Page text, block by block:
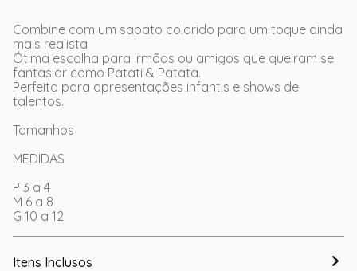
Combine com um sapato colorido para um toque ainda
mais realista
Ótima escolha para irmãos ou amigos que queiram se
fantasiar como Patati & Patata.
Perfeita para apresentações infantis e shows de
talentos.
Tamanhos
MEDIDAS
P 3 a 4
M 6 a 8
G 10 a 12
Itens Inclusos